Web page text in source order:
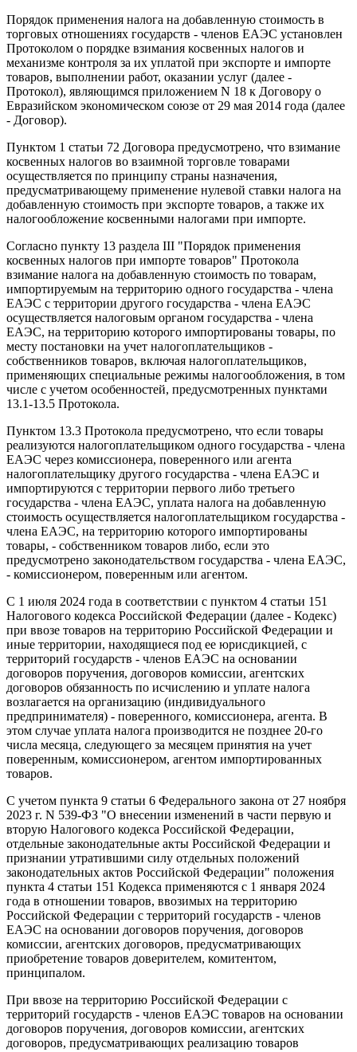
Порядок применения налога на добавленную стоимость в
торговых отношениях государств - членов ЕАЭС установлен
Протоколом о порядке взимания косвенных налогов и
механизме контроля за их уплатой при экспорте и импорте
товаров, выполнении работ, оказании услуг (далее -
Протокол), являющимся приложением N 18 к Договору о
Евразийском экономическом союзе от 29 мая 2014 года (далее
- Договор).
Пунктом 1 статьи 72 Договора предусмотрено, что взимание
косвенных налогов во взаимной торговле товарами
осуществляется по принципу страны назначения,
предусматривающему применение нулевой ставки налога на
добавленную стоимость при экспорте товаров, а также их
налогообложение косвенными налогами при импорте.
Согласно пункту 13 раздела III "Порядок применения
косвенных налогов при импорте товаров" Протокола
взимание налога на добавленную стоимость по товарам,
импортируемым на территорию одного государства - члена
ЕАЭС с территории другого государства - члена ЕАЭС
осуществляется налоговым органом государства - члена
ЕАЭС, на территорию которого импортированы товары, по
месту постановки на учет налогоплательщиков -
собственников товаров, включая налогоплательщиков,
применяющих специальные режимы налогообложения, в том
числе с учетом особенностей, предусмотренных пунктами
13.1-13.5 Протокола.
Пунктом 13.3 Протокола предусмотрено, что если товары
реализуются налогоплательщиком одного государства - члена
ЕАЭС через комиссионера, поверенного или агента
налогоплательщику другого государства - члена ЕАЭС и
импортируются с территории первого либо третьего
государства - члена ЕАЭС, уплата налога на добавленную
стоимость осуществляется налогоплательщиком государства -
члена ЕАЭС, на территорию которого импортированы
товары, - собственником товаров либо, если это
предусмотрено законодательством государства - члена ЕАЭС,
- комиссионером, поверенным или агентом.
С 1 июля 2024 года в соответствии с пунктом 4 статьи 151
Налогового кодекса Российской Федерации (далее - Кодекс)
при ввозе товаров на территорию Российской Федерации и
иные территории, находящиеся под ее юрисдикцией, с
территорий государств - членов ЕАЭС на основании
договоров поручения, договоров комиссии, агентских
договоров обязанность по исчислению и уплате налога
возлагается на организацию (индивидуального
предпринимателя) - поверенного, комиссионера, агента. В
этом случае уплата налога производится не позднее 20-го
числа месяца, следующего за месяцем принятия на учет
поверенным, комиссионером, агентом импортированных
товаров.
С учетом пункта 9 статьи 6 Федерального закона от 27 ноября
2023 г. N 539-ФЗ "О внесении изменений в части первую и
вторую Налогового кодекса Российской Федерации,
отдельные законодательные акты Российской Федерации и
признании утратившими силу отдельных положений
законодательных актов Российской Федерации" положения
пункта 4 статьи 151 Кодекса применяются с 1 января 2024
года в отношении товаров, ввозимых на территорию
Российской Федерации с территорий государств - членов
ЕАЭС на основании договоров поручения, договоров
комиссии, агентских договоров, предусматривающих
приобретение товаров доверителем, комитентом,
принципалом.
При ввозе на территорию Российской Федерации с
территорий государств - членов ЕАЭС товаров на основании
договоров поручения, договоров комиссии, агентских
договоров, предусматривающих реализацию товаров